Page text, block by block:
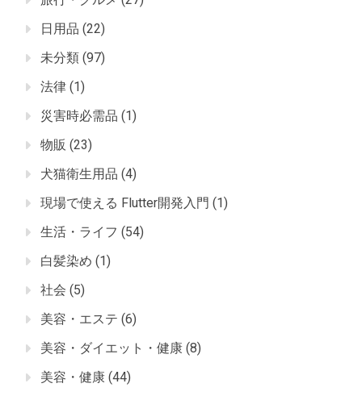
日用品 (22)
未分類 (97)
法律 (1)
災害時必需品 (1)
物販 (23)
犬猫衛生用品 (4)
現場で使える Flutter開発入門 (1)
生活・ライフ (54)
白髪染め (1)
社会 (5)
美容・エステ (6)
美容・ダイエット・健康 (8)
美容・健康 (44)